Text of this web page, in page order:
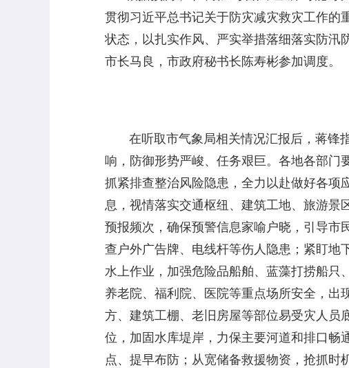
贯彻习近平总书记关于防灾减灾救灾工作的
状态，以扎实作风、严实举措落细落实防汛
市长马良，市政府秘书长陈寿彬参加调度。
在听取市气象局相关情况汇报后，蒋锋指
响，防御形势严峻、任务艰巨。各地各部门
抓紧排查整治风险隐患，全力以赴做好各项
息，视情落实交通枢纽、建筑工地、旅游景
预报频次，确保预警信息家喻户晓，引导市
查户外广告牌、电线杆等伤人隐患；紧盯地
水上作业，加强危险品船舶、蓝藻打捞船只
养老院、福利院、医院等重点场所安全，
方、建筑工棚、老旧房屋等部位易受灾人员
位，加固水库堤岸，力保主要河道和排口畅
点、提早布防；从宽储备救援物资，抢抓时